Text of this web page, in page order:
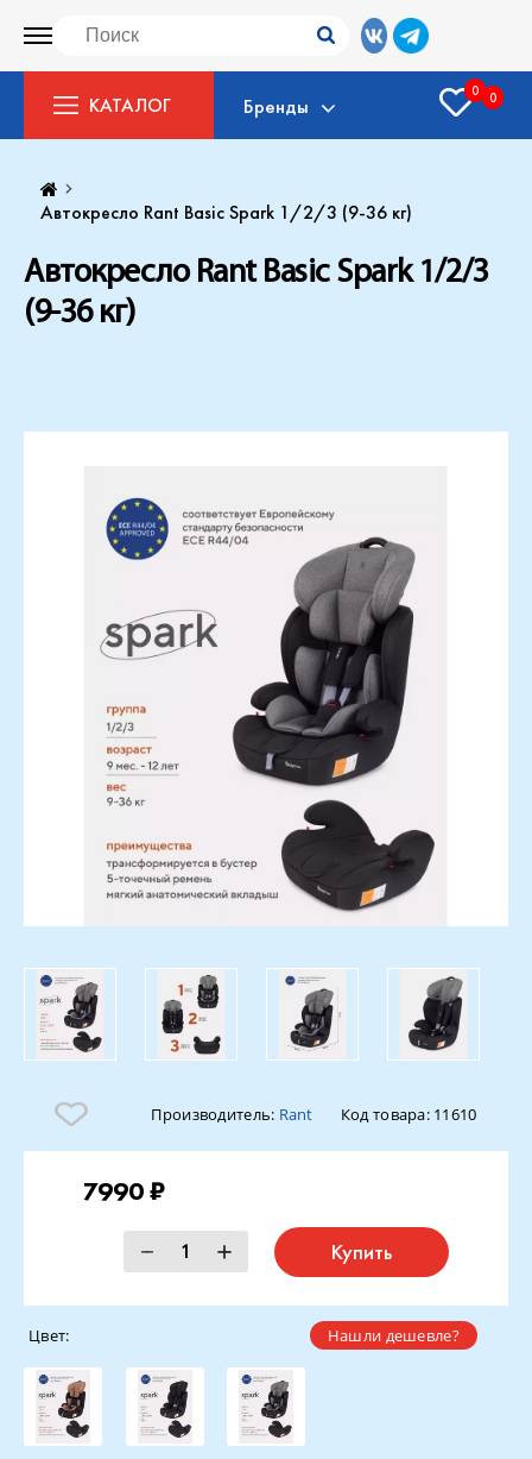
КАТАЛОГ Бренды
0 0
Автокресло Rant Basic Spark 1/2/3 (9-36 кг)
Автокресло Rant Basic Spark 1/2/3
(9-36 кг)
Производитель: Rant Код товара: 11610
7990 ₽
Купить
Нашли дешевле?
Цвет: